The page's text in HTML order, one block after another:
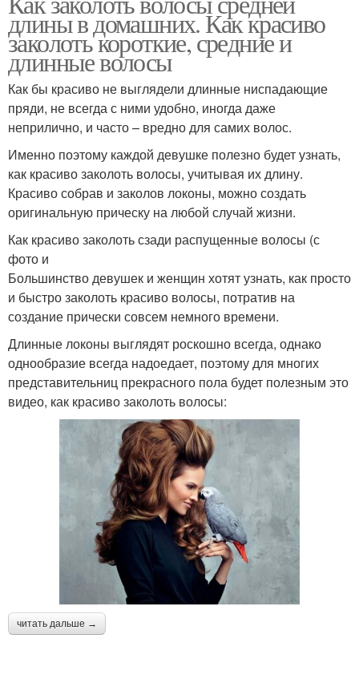
длины в домашних. Как красиво
заколоть короткие, средние и
длинные волосы
Как бы красиво не выглядели длинные ниспадающие
пряди, не всегда с ними удобно, иногда даже
неприлично, и часто – вредно для самих волос.
Именно поэтому каждой девушке полезно будет узнать,
как красиво заколоть волосы, учитывая их длину.
Красиво собрав и заколов локоны, можно создать
оригинальную прическу на любой случай жизни.
Как красиво заколоть сзади распущенные волосы (с
фото и
Большинство девушек и женщин хотят узнать, как просто
и быстро заколоть красиво волосы, потратив на
создание прически совсем немного времени.
Длинные локоны выглядят роскошно всегда, однако
однообразие всегда надоедает, поэтому для многих
представительниц прекрасного пола будет полезным это
видео, как красиво заколоть волосы:
читать дальше →